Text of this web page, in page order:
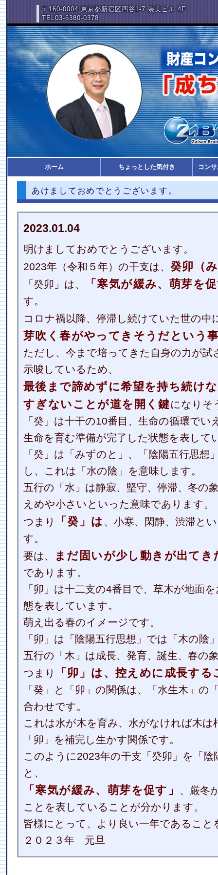
〒160-0004 東京都新宿区四谷1-7 装美ビル 4F
TEL03-6380-0378
ホーム ちょっとした気付き コン
あけましておめでとうございます。
2023.01.04
明けましておめでとうございます。
2023年（令和５年）の干支は、 癸卯（
「癸卯」は、 「寒気が緩み、萌芽を
す。
コロナ禍以降、停滞し続けていた世の中
芽吹く春がやってきそうだという
ただし、今まで培ってきた自身の力が
示唆しているため、
最後まで諦めずに希望を持ち続け
すぎないことが道を開く鍵になりそ
「癸」は十干の10番目、生命の循環で
生命を育む準備が完了した状態を表して
「癸」は「みずのと」、「陰陽五行思想
し、これは「水の陰」を意味します。
五行の「水」は静寂、堅守、停滞、冬の
えめや小さいといった意味であります。
つまり
「癸」は 、小寒、閑静、渋滞と
す。
要は、
まだ固いが少し動きが出てき
であります。
「卯」は十二支の4番目で、草木が地面
態を表しています。
萌え出る春のイメージです。
「卯」は「陰陽五行思想」では「木の陰
五行の「木」は成長、発育、誕生、春の
つまり
「卯」は、控えめに成長す
「癸」と「卯」の関係は、「水生木」の
合わせです。
これは水が木を育み、水がなければ木は
「卯」を補完し生かす関係です。
このように2023年の干支「癸卯」を「
と、
「寒気が緩み、萌芽を促す」
、厳冬
ことを表していることが分かります。
皆様にとって、より良い一年であること
２０２３年 元旦